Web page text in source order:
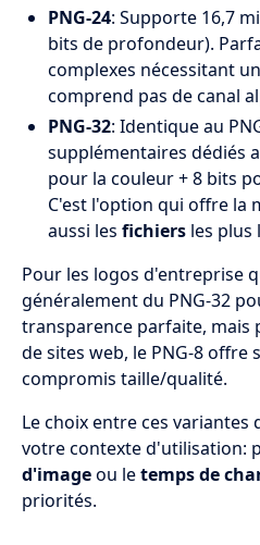
PNG-24: Supporte 16,7
bits de profondeur).
complexes nécessitant
comprend pas de canal
PNG-32: Identique au
supplémentaires dédiés
pour la couleur + 8 bits
C'est l'option qui offre la
aussi les fichiers les plus
Pour les logos d'entreprise
généralement du PNG-32
transparence parfaite, mais
de sites web, le PNG-8 offre
compromis taille/qualité.
Le choix entre ces variantes
votre contexte d'utilisation:
d'imageou letemps de
priorités.